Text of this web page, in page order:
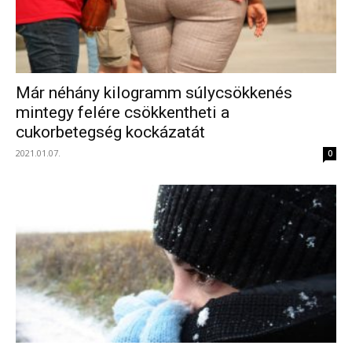
Már néhány kilogramm súlycsökkenés
mintegy felére csökkentheti a
cukorbetegség kockázatát
2021.01.07. 0